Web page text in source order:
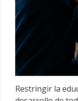
Restringir la